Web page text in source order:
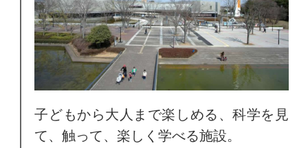
子どもから大人まで楽しめる、科学を見
て、触って、楽しく学べる施設。